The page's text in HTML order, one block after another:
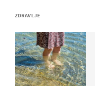
ZDRAVLJE